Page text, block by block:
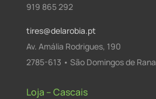
919 865 292
tires@delarobia.pt
Av. Amália Rodrigues, 190
2785-613 • São Domingos de Rana
Loja – Cascais